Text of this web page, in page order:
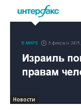
Новости